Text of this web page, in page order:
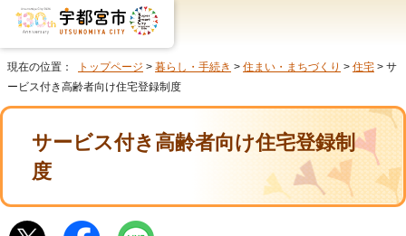
現在の位置： トップページ > 暮らし・手続き > 住まい・まちづくり > 住宅 > サ
ービス付き高齢者向け住宅登録制度
サービス付き高齢者向け住宅登録制
度